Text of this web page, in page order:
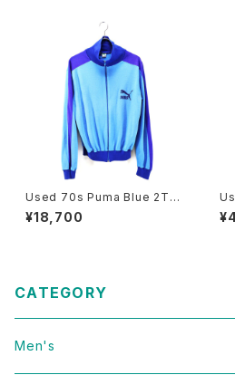
Used 70s Puma Blue 2Ton
e Fuul Zip Track Top Jerse
y Jacket Size M 相当 古着
¥18,700
T-
CATEGORY
Men's